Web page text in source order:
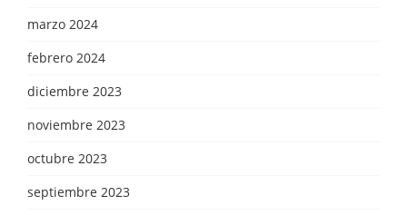
marzo 2024
febrero 2024
diciembre 2023
noviembre 2023
octubre 2023
septiembre 2023